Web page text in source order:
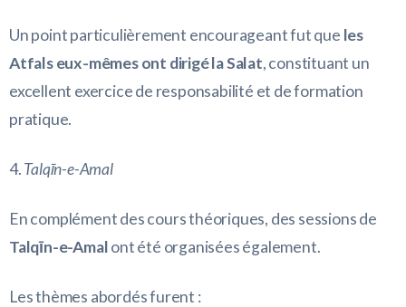
Un point particulièrement encourageant fut que les
Atfals eux-mêmes ont dirigé la Salat, constituant un
excellent exercice de responsabilité et de formation
pratique.
4.Talqīn-e-Amal
En complément des cours théoriques, des sessions de
Talqīn-e-Amalont été organisées également.
Les thèmes abordés furent :